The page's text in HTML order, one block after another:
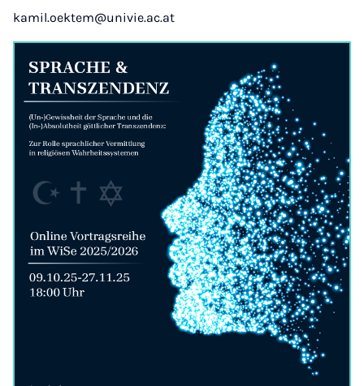
kamil.oektem@univie.ac.at